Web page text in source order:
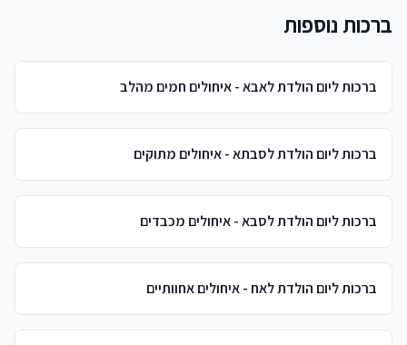
ברכות נוספות
ברכות ליום הולדת לאבא - איחולים חמים מהלב
ברכות ליום הולדת לסבתא - איחולים מתוקים
ברכות ליום הולדת לסבא - איחולים מכבדים
ברכות ליום הולדת לאח - איחולים אחוותיים